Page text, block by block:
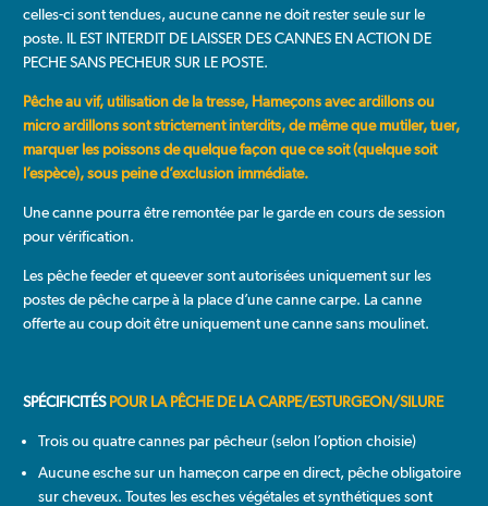
celles-ci sont tendues, aucune canne ne doit rester seule sur le
poste. IL EST INTERDIT DE LAISSER DES CANNES EN ACTION DE
PECHE SANS PECHEUR SUR LE POSTE.
Pêche au vif, utilisation de la tresse, Hameçons avec ardillons ou
micro ardillons sont strictement interdits, de même que mutiler, tuer,
marquer les poissons de quelque façon que ce soit (quelque soit
l’espèce), sous peine d’exclusion immédiate.
Une canne pourra être remontée par le garde en cours de session
pour vérification.
Les pêche feeder et queever sont autorisées uniquement sur les
postes de pêche carpe à la place d’une canne carpe. La canne
offerte au coup doit être uniquement une canne sans moulinet.
SPÉCIFICITÉSPOUR LA PÊCHE DE LA CARPE/ESTURGEON/SILURE
Trois ou quatre cannes par pêcheur (selon l’option choisie)
Aucune esche sur un hameçon carpe en direct, pêche obligatoire
sur cheveux. Toutes les esches végétales et synthétiques sont